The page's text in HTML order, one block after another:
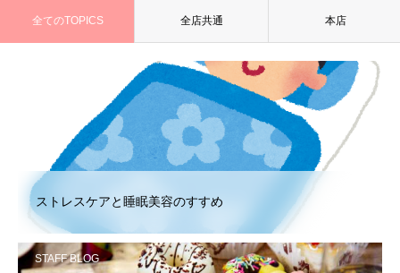
全てのTOPICS 全店共通 本店
ストレスケアと睡眠美容のすすめ
STAFF BLOG